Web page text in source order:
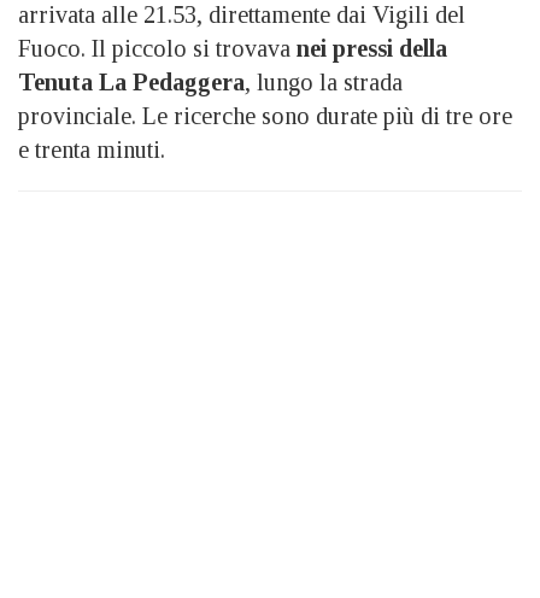
arrivata alle 21.53, direttamente dai Vigili del
Fuoco. Il piccolo si trovava nei pressi della
Tenuta La Pedaggera, lungo la strada
provinciale. Le ricerche sono durate più di tre ore
e trenta minuti.